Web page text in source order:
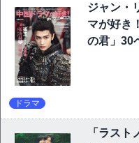
ジャン・
マが好き
の君」30
ドラマ
「ラス